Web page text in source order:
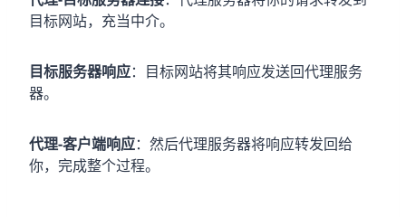
目标网站，充当中介。
目标服务器响应：目标网站将其响应发送回代理服务
器。
代理-客户端响应：然后代理服务器将响应转发回给
你，完成整个过程。